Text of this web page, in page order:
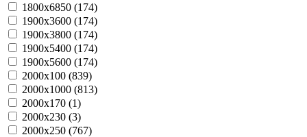
1800х6850 (174)
1900х3600 (174)
1900х3800 (174)
1900х5400 (174)
1900х5600 (174)
2000х100 (839)
2000х1000 (813)
2000х170 (1)
2000х230 (3)
2000х250 (767)